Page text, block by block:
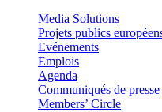
Media Solutions
Projets publics
Evénements
Emplois
Agenda
Communiqués de presse
Members’ Circle